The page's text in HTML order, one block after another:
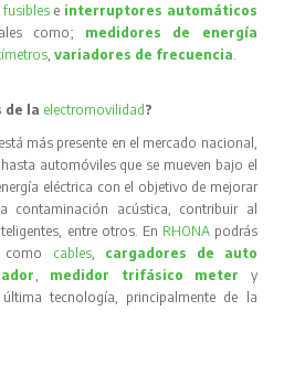
fusibles e interruptores automáticos
como; medidores de energía
,variadores de frecuencia.
de la electromovilidad ?
más presente en el mercado nacional,
hasta automóviles que se mueven bajo el
eléctrica con el objetivo de mejorar
contaminación acústica, contribuir al
entre otros. En RHONA podrás
como cables, cargadores de auto
, medidor trifásico meter
y
tecnología, principalmente de la